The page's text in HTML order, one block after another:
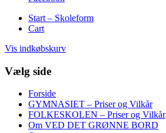
Start – Skoleform
Cart
Vis indkøbskurv
Vælg side
Forside
GYMNASIET – Priser og Vilkår
FOLKESKOLEN – Priser og Vilkår
Om VED DET GRØNNE BORD